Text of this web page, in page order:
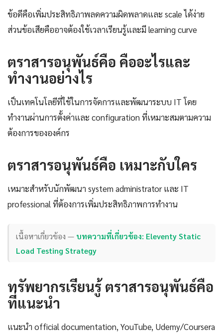
ข้อดีคือเพิ่มประสิทธิภาพลดความผิดพลาดและ scale ได้ง่าย
ส่วนข้อเสียคืออาจต้องใช้เวลาเรียนรู้และมี learning curve
ตราสารอนุพันธ์คือ คืออะไรและ
ทำงานอย่างไร
เป็นเทคโนโลยีที่ใช้ในการจัดการและพัฒนาระบบ IT โดย
ทำงานผ่านการตั้งค่าและ configuration ที่เหมาะสมตามความ
ต้องการขององค์กร
ตราสารอนุพันธ์คือ เหมาะกับใคร
เหมาะสำหรับนักพัฒนา system administrator และ IT
professional ที่ต้องการเพิ่มประสิทธิภาพการทำงาน
เนื้อหาเกี่ยวข้อง — บทความที่เกี่ยวข้อง: Eleventy Static
Load Testing Strategy
ทรัพยากรเรียนรู้ ตราสารอนุพันธ์คือ
ที่แนะนำ
แนะนำ official documentation, YouTube, Udemy/Coursera